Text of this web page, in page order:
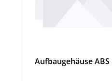
Aufbaugehäuse ABS